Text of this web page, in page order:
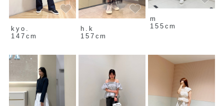
kyo.
147cm
h.k
157cm
m
155cm